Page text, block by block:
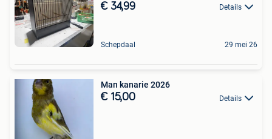
€ 34,99 Details
Schepdaal 29 mei 26
Man kanarie 2026
€ 15,00 Details